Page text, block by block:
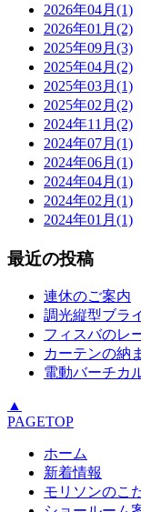
2026年04月(1)
2026年01月(2)
2025年09月(3)
2025年04月(2)
2025年03月(1)
2025年02月(2)
2024年11月(2)
2024年07月(1)
2024年06月(1)
2024年04月(1)
2024年02月(1)
2024年01月(1)
最近の投稿
連休のご案内
調光縦型ブラ
フィスバのレ
カーテンの納
電動バーチカ
▲
PAGETOP
ホーム
新着情報
モリソンのこ